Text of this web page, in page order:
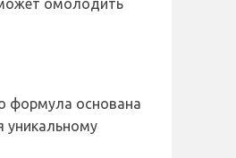
омолодить
формула основана
уникальному